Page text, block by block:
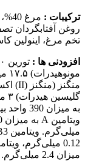
ترکیبات :
روغن آفتابگردان
تخم مرغ، اینولین
افزودنی ها :
میزان 2.4 میلی‌گرم.